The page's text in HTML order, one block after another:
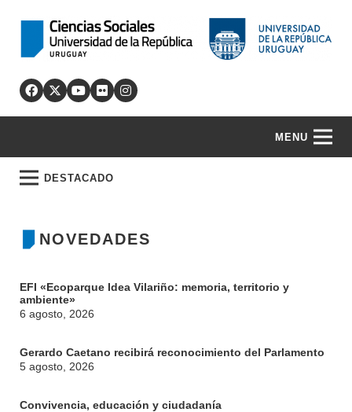
MENU
DESTACADO
NOVEDADES
EFI «Ecoparque Idea Vilariño: memoria, territorio y
ambiente»
6 agosto, 2026
Gerardo Caetano recibirá reconocimiento del Parlamento
5 agosto, 2026
Convivencia, educación y ciudadanía